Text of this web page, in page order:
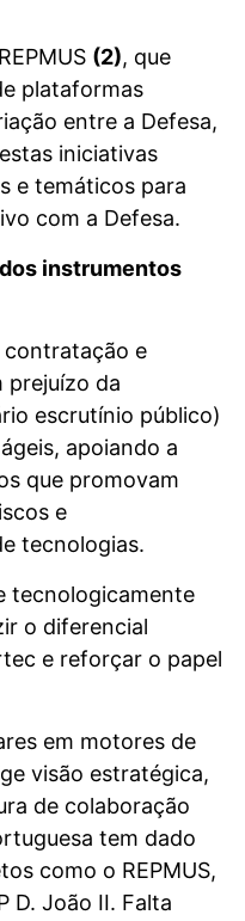
(2), que
plataformas
entre a Defesa,
iniciativas
e temáticos para
com a Defesa.
instrumentos
contratação e
prejuízo da
escrutínio público)
apoiando a
que promovam
e
tecnologias.
tecnologicamente
o diferencial
e reforçar o papel
em motores de
visão estratégica,
de colaboração
tem dado
como o REPMUS,
D. João II. Falta